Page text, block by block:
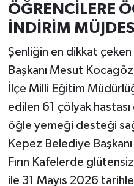
ÖĞRENCİLERE
İNDİRİM MÜJDESİ
Şenliğin en dikkat
Başkanı Mesut
İlçe Milli Eğitim
edilen 61 çölyak
öğle yemeği desteği
Kepez Belediye
Fırın Kafelerde
ile 31 Mayıs 2026